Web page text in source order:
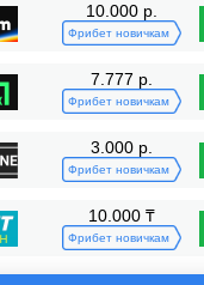
10.000 р.
Фрибет новичкам
7.777 р.
Фрибет новичкам
3.000 р.
Фрибет новичкам
10.000 ₸
Фрибет новичкам